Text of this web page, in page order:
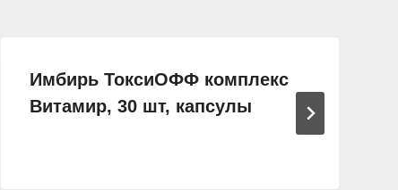
Имбирь ТоксиОФФ комплекс
Витамир, 30 шт, капсулы